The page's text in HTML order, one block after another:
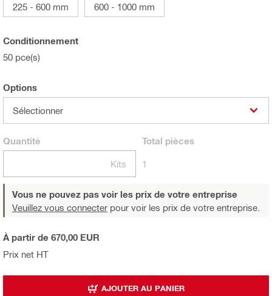
225 - 600 mm 600 - 1000 mm
Conditionnement
50 pce(s)
Options
Sélectionner
Quantité
Kits
Total pièces
1
Vous ne pouvez pas voir les prix de votre entreprise
Veuillez vous connecter pour voir les prix de votre entreprise.
Prix net HT
À partir de 670,00 EUR
AJOUTER AU PANIER